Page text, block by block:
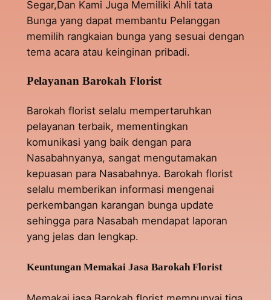
Segar,Dan Kami Juga Memiliki Ahli tata
Bunga yang dapat membantu Pelanggan
memilih rangkaian bunga yang sesuai dengan
tema acara atau keinginan pribadi.
Pelayanan Barokah Florist
Barokah florist selalu mempertaruhkan
pelayanan terbaik, mementingkan
komunikasi yang baik dengan para
Nasabahnyanya, sangat mengutamakan
kepuasan para Nasabahnya. Barokah florist
selalu memberikan informasi mengenai
perkembangan karangan bunga update
sehingga para Nasabah mendapat laporan
yang jelas dan lengkap.
Keuntungan Memakai Jasa Barokah Florist